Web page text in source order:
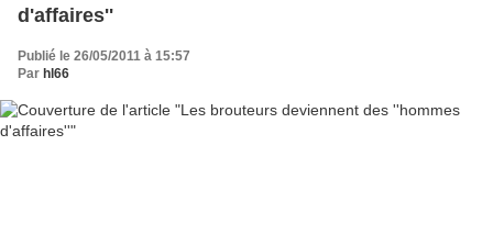
d'affaires''
Publié le 26/05/2011 à 15:57
Par hl66